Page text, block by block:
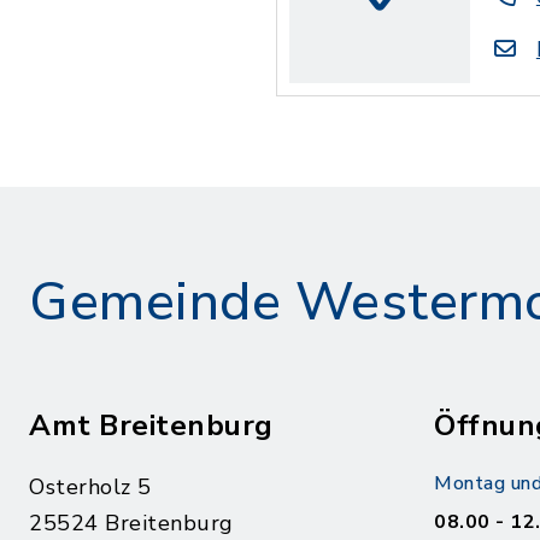
Gemeinde
Amt Breitenburg
Osterholz 5
25524 Breitenburg
Montag
08.00 -